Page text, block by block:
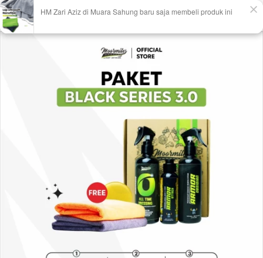
HM Zari Aziz di Muara Sahung baru saja membeli produk ini